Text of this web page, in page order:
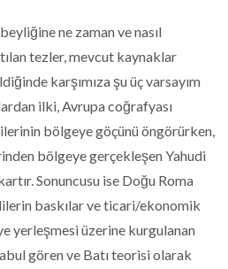
ne zaman ve nasıl
tezler, mevcut kaynaklar
karşımıza şu üç varsayım
ilki, Avrupa coğrafyası
bölgeye göçünü öngörürken,
bölgeye gerçekleşen Yahudi
Sonuncusu ise Doğu Roma
baskılar ve ticari/ekonomik
yerleşmesi üzerine kurgulanan
gören ve Batı teorisi olarak